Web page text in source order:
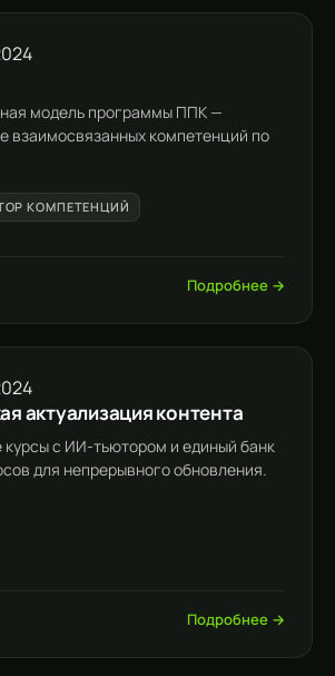
модель программы ППК —
взаимосвязанных компетенций по
КОМПЕТЕНЦИЙ
Подробнее →
актуализация контента
курсы с ИИ-тьютором и единый банк
для непрерывного обновления.
Подробнее →